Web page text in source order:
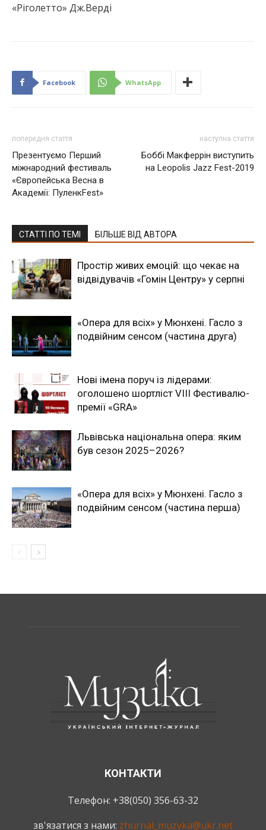
«Ріголетто» Дж.Верді
Facebook WhatsApp
попередня стаття
Презентуємо Перший
міжнародний фестиваль
«Європейська Весна в
Академії: ПуленкFest»
наступна стаття
Боббі Макферрін виступить
на Leopolis Jazz Fest-2019
СТАТТІ ПО ТЕМІ БІЛЬШЕ ВІД АВТОРА
Простір живих емоцій: що чекає на
відвідувачів «Гомін Центру» у серпні
«Опера для всіх» у Мюнхені. Гасло з
подвійним сенсом (частина друга)
Нові імена поруч із лідерами:
оголошено шортліст VIII Фестивалю-
премії «GRA»
Львівська національна опера: яким
був сезон 2025–2026?
«Опера для всіх» у Мюнхені. Гасло з
подвійним сенсом (частина перша)
КОНТАКТИ
Телефон: +38(050) 356-63-32
зв'язатися з нами: zhurnal_muzyka@ukr.net